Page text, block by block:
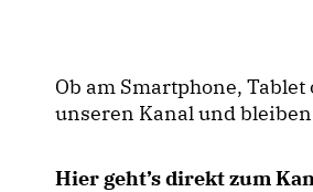
Ob am Smartphone,
unseren Kanal und
Hier geht’s direkt zum